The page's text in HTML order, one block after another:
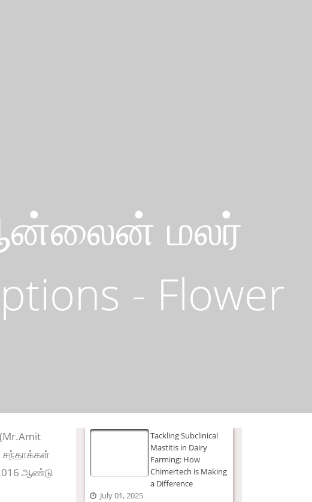
மலர்
- Flower
சந்தாக்கள்
ஆண்டு
Tackling Subclinical
Mastitis in Dairy
Farming: How
Chimertech is Making
a Difference
July 01, 2025